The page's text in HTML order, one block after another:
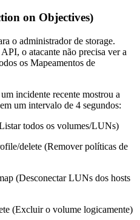
on Objectives)
o administrador de storage.
o atacante não precisa ver a
os Mapeamentos de
incidente recente mostrou a
um intervalo de 4 segundos:
todos os volumes/LUNs)
delete (Remover políticas de
(Desconectar LUNs dos hosts
(Excluir o volume logicamente)